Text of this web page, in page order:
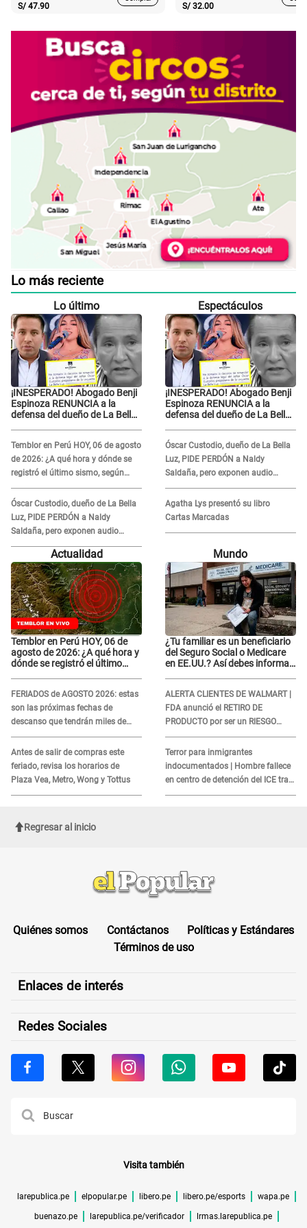
S/ 47.90 S/ 32.00
Lo más reciente
Lo último
¡INESPERADO! Abogado Benji
Espinoza RENUNCIA a la
defensa del dueño de La Bella
defender"
Temblor en Perú HOY, 06 de agosto
de 2026: ¿A qué hora y dónde se
registró el último sismo, según
IGP?
Óscar Custodio, dueño de La Bella
Luz, PIDE PERDÓN a Naldy
Saldaña, pero exponen audio
donde le reclama por VIDEOS: "No
hay necesidad de grabar"
Espectáculos
¡INESPERADO! Abogado Benji
Espinoza RENUNCIA a la
defensa del dueño de La Bella
POLÉMICO audio: "Nada que
defender"
Óscar Custodio, dueño de La Bella
Luz, PIDE PERDÓN a Naldy
Saldaña, pero exponen audio
donde le reclama por VIDEOS: "No
hay necesidad de grabar"
Agatha Lys presentó su libro
Cartas Marcadas
Actualidad
Temblor en Perú HOY, 06 de
agosto de 2026: ¿A qué hora y
dónde se registró el último
FERIADOS de AGOSTO 2026: estas
son las próximas fechas de
descanso que tendrán miles de
peruanos
Antes de salir de compras este
feriado, revisa los horarios de
Plaza Vea, Metro, Wong y Tottus
Mundo
¿Tu familiar es un beneficiario
del Seguro Social o Medicare
en EE.UU.? Así debes informar
ALERTA CLIENTES DE WALMART |
FDA anunció el RETIRO DE
PRODUCTO por ser un RIESGO
MORTAL para consumidores: ¿Cuál
es?
Terror para inmigrantes
indocumentados | Hombre fallece
en centro de detención del ICE tras
sufrir una "emergencia médica"
Regresar al inicio
Quiénes somos Contáctanos
Políticas y Estándares
Términos de uso
Enlaces de interés
Redes Sociales
Visita también
larepublica.pe elpopular.pe libero.pe libero.pe/esports wapa.pe
buenazo.pe larepublica.pe/verificador lrmas.larepublica.pe